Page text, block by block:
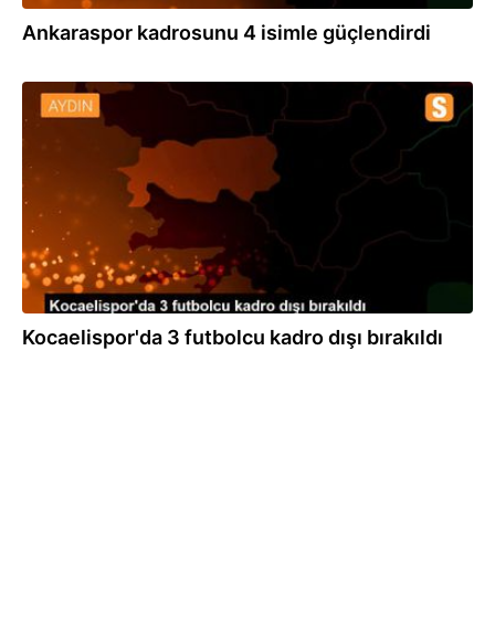
Ankaraspor kadrosunu 4 isimle güçlendirdi
21.11.2020
Kocaelispor'da 3 futbolcu kadro dışı bırakıldı